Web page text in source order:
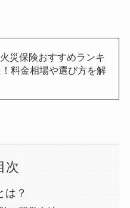
火災保険おすすめランキ
料金相場や選び方を解
次
は？